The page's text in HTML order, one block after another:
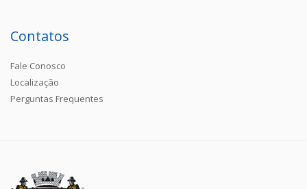
Contatos
Fale Conosco
Localização
Perguntas Frequentes